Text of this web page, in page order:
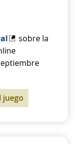
sobre la
juego